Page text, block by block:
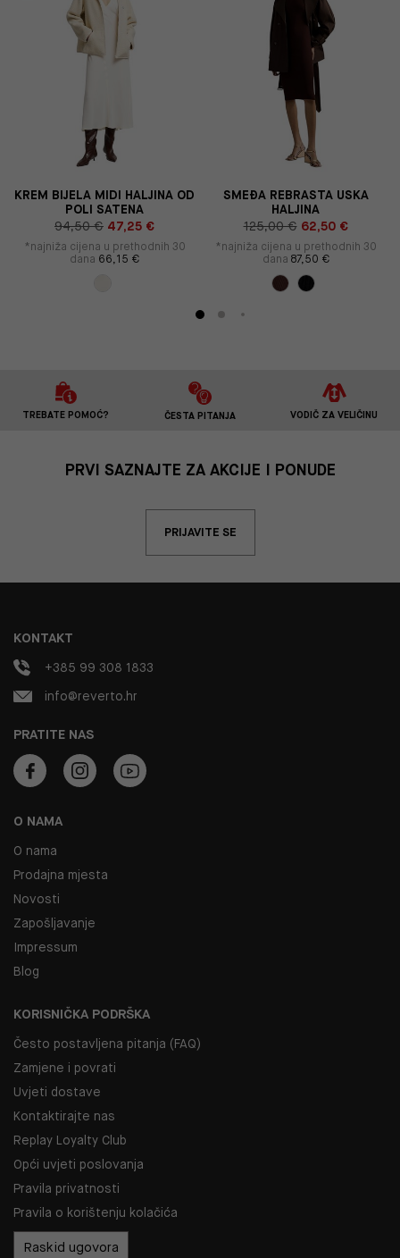
KREM BIJELA MIDI HALJINA OD
POLI SATENA
94,50 € 47,25 €
*najniža cijena u prethodnih 30
dana 66,15 €
SMEĐA REBRASTA USKA
HALJINA
125,00 € 62,50 €
*najniža cijena u prethodnih 30
dana 87,50 €
TREBATE POMOĆ? ČESTA PITANJA VODIČ ZA VELIČINU
PRVI SAZNAJTE ZA AKCIJE I PONUDE
PRIJAVITE SE
O NAMA
O nama
Prodajna mjesta
Novosti
Zapošljavanje
Impressum
Blog
KORISNIČKA PODRŠKA
Često postavljena pitanja (FAQ)
Zamjene i povrati
Uvjeti dostave
Kontaktirajte nas
Replay Loyalty Club
Opći uvjeti poslovanja
Pravila privatnosti
Pravila o korištenju kolačića
Raskid ugovora
PRATITE NAS
KONTAKT
+385 99 308 1833
info@reverto.hr